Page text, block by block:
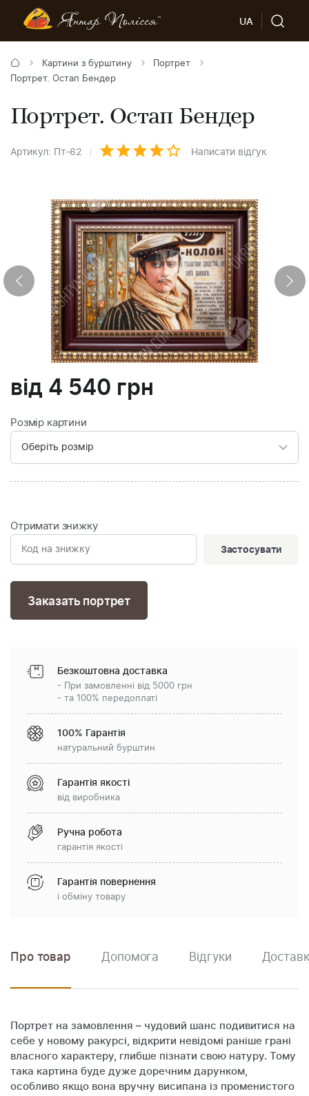
UA
Картини з бурштину
Портрет
Портрет. Остап Бендер
Портрет. Остап Бендер
Артикул: Пт-62 Написати відгук
від 4 540 грн
Розмір картини
Отримати знижку
Застосувати
Заказать портрет
Безкоштовна доставка
- При замовленні від 5000 грн
- та 100% передоплаті
100% Гарантія
натуральний бурштин
Гарантія якості
від виробника
Ручна робота
гарантія якості
Гарантія повернення
і обміну товару
Про товар Допомога Відгуки
Портрет на замовлення – чудовий шанс подивитися на
себе у новому ракурсі, відкрити невідомі раніше грані
власного характеру, глибше пізнати свою натуру. Тому
така картина буде дуже доречним дарунком,
особливо якщо вона вручну висипана із променистого